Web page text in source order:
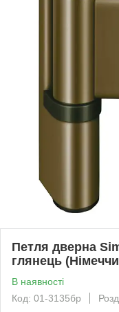
Петля дверна
глянець
В наявності
Код: 01-3135бр